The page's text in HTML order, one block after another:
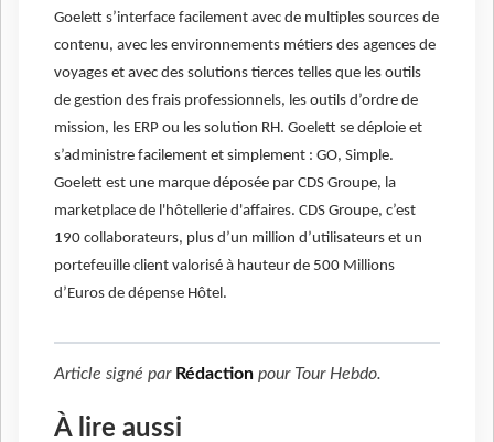
Goelett s’interface facilement avec de multiples sources de
contenu, avec les environnements métiers des agences de
voyages et avec des solutions tierces telles que les outils
de gestion des frais professionnels, les outils d’ordre de
mission, les ERP ou les solution RH. Goelett se déploie et
s’administre facilement et simplement : GO, Simple.
Goelett est une marque déposée par CDS Groupe, la
marketplace de l'hôtellerie d'affaires. CDS Groupe, c’est
190 collaborateurs, plus d’un million d’utilisateurs et un
portefeuille client valorisé à hauteur de 500 Millions
d’Euros de dépense Hôtel.
Article signé par Rédaction pour Tour Hebdo.
À lire aussi